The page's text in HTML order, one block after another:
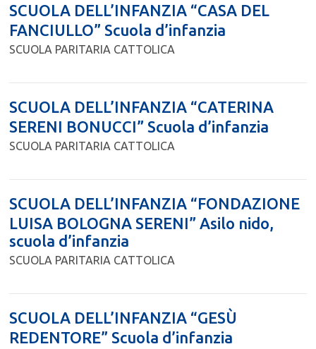
SCUOLA DELL’INFANZIA “CASA DEL
FANCIULLO” Scuola d’infanzia
SCUOLA PARITARIA CATTOLICA
SCUOLA DELL’INFANZIA “CATERINA
SERENI BONUCCI” Scuola d’infanzia
SCUOLA PARITARIA CATTOLICA
SCUOLA DELL’INFANZIA “FONDAZIONE
LUISA BOLOGNA SERENI” Asilo nido,
scuola d’infanzia
SCUOLA PARITARIA CATTOLICA
SCUOLA DELL’INFANZIA “GESÙ
REDENTORE” Scuola d’infanzia